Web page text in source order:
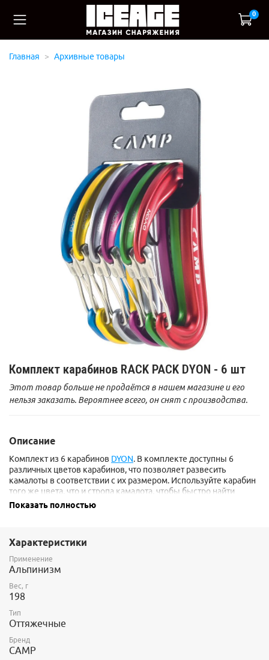
0
Главная Архивные товары
Комплект карабинов RACK PACK DYON - 6 шт
Этот товар больше не продаётся в нашем магазине и его
нельзя заказать. Вероятнее всего, он снят с производства.
Описание
Комплект из 6 карабинов DYON. В комплекте доступны 6
различных цветов карабинов, что позволяет развесить
камалоты в соответствии с их размером. Используйте карабин
того же цвета, что и стропа камалота, чтобы быстро найти
нужный размер.
Показать полностью
Характеристики
Применение
Альпинизм
Вес, г
198
Тип
Оттяжечные
Бренд
CAMP